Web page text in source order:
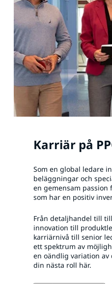
Karriär på
Som en global ledare
beläggningar och
en gemensam
som har en positiv
Från detaljhandel till
innovation till
karriärnivå till senior
ett spektrum av
en oändlig variation av
din nästa roll här.